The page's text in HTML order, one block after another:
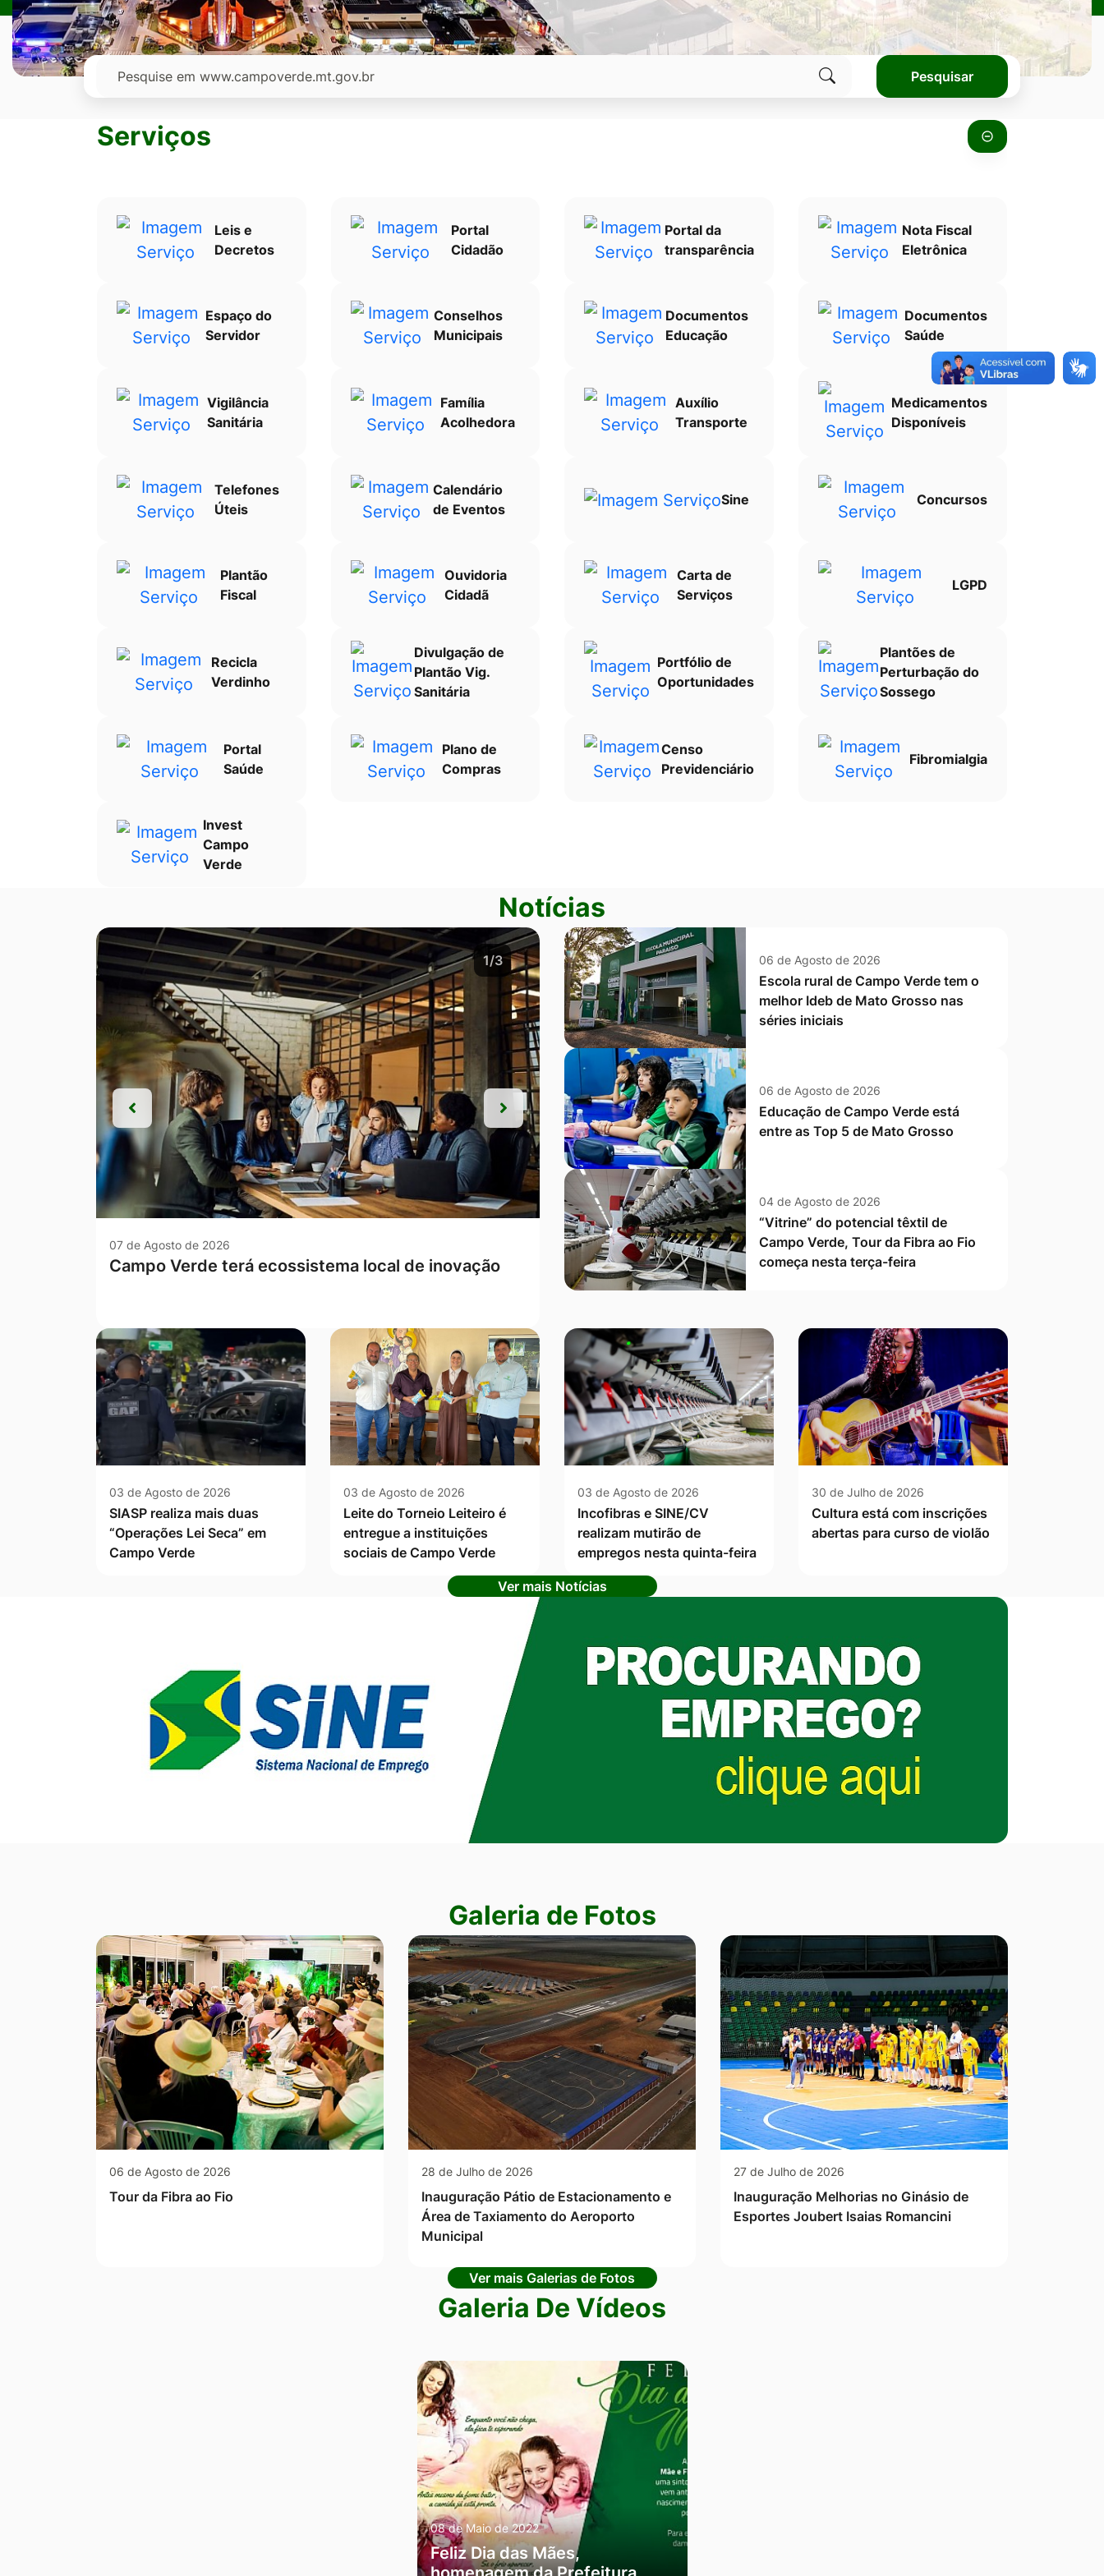
Ir
para
rodapé
Pesquisar
Clique
Pesquisar
Serviços
Leis e
Decretos
Portal
Cidadão
Portal da
transparência
Nota Fiscal
Eletrônica
Espaço do
Servidor
Conselhos
Municipais
Documentos
Educação
Documentos
Saúde
Vigilância
Sanitária
Família
Acolhedora
Auxílio
Transporte
Medicamentos
Disponíveis
Telefones
Úteis
Calendário
de Eventos
Sine Concursos
Plantão
Fiscal
Ouvidoria
Cidadã
Carta de
Serviços
LGPD
Recicla
Verdinho
Divulgação de
Plantão Vig.
Sanitária
Portfólio de
Oportunidades
Plantões de
Perturbação do
Sossego
Portal
Saúde
Plano de
Compras
Censo
Previdenciário
Fibromialgia
Invest
Campo
Verde
Notícias
2/3
07 de Agosto de 2026
Com a sanção de duas novas leis, Campo Verde
Anterior
Anterior
Próxima
Próxima
06 de Agosto de 2026
Escola rural de Campo Verde tem o
melhor Ideb de Mato Grosso nas
séries iniciais
06 de Agosto de 2026
Educação de Campo Verde está
entre as Top 5 de Mato Grosso
04 de Agosto de 2026
“Vitrine” do potencial têxtil de
Campo Verde, Tour da Fibra ao Fio
começa nesta terça-feira
03 de Agosto de 2026
SIASP realiza mais duas
“Operações Lei Seca” em
Campo Verde
03 de Agosto de 2026
Leite do Torneio Leiteiro é
entregue a instituições
sociais de Campo Verde
03 de Agosto de 2026
Incofibras e SINE/CV
realizam mutirão de
empregos nesta quinta-feira
30 de Julho de 2026
Cultura está com inscrições
abertas para curso de violão
Ver mais Notícias
Galeria de Fotos
06 de Agosto de 2026
Tour da Fibra ao Fio
28 de Julho de 2026
Inauguração Pátio de Estacionamento e
Área de Taxiamento do Aeroporto
Municipal
27 de Julho de 2026
Inauguração Melhorias no Ginásio de
Esportes Joubert Isaias Romancini
Ver mais Galerias de Fotos
Galeria De Vídeos
08 de Maio de 2022
Feliz Dia das Mães,